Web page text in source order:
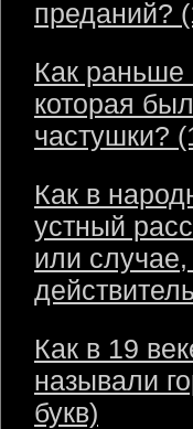
преданий?
Как
которая
частушки?
Как в
устный
или
Как в 19
называли
букв)